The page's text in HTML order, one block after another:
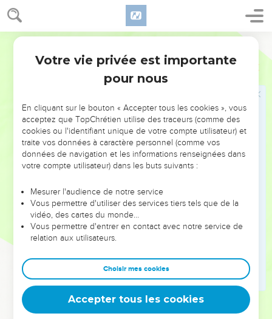
Nombres 10
Or Moïse dit à Hobab, fils de Réhuel Madianite, son beau-
père : Nous allons au lieu duquel l'Eternel a dit, je vous le
donnerai. Viens avec nous, et nous te ferons du bien ; car
Et Hobab lui répondit : Je n'y irai point, mais je m'en irai en
mon pays, et vers ma parenté.
Et Moïse lui dit : Je te prie, ne nous quitte point ; car tu
nous serviras de guide, parce que tu connais les lieux où
nous aurons à camper dans le désert.
Et il arrivera que quand tu seras venu avec nous, et que le
bien que l'Eternel nous doit faire sera arrivé, nous te ferons
Ainsi ils partirent de la montagne de l'Eternel, [et ils
marchèrent] le chemin de trois jours ; et l'Arche de l'alliance
de l'Eternel alla devant eux pendant le chemin de trois jours
pour chercher un lieu où ils se reposassent.
Et la nuée de l'Eternel était sur eux le jour, quand ils
partaient du lieu où ils avaient campé.
Or il arrivait qu'au départ de l'Arche, Moïse disait : Lève-
toi, ô Eternel, et tes ennemis seront dispersés, et ceux qui te
Votre vie privée est importante
pour nous
En cliquant sur le bouton « Accepter tous les cookies », vous
acceptez que TopChrétien utilise des traceurs (comme des
cookies ou l'identifiant unique de votre compte utilisateur) et
traite vos données à caractère personnel (comme vos
données de navigation et les informations renseignées dans
votre compte utilisateur) dans les buts suivants :
Mesurer l'audience de notre service
Vous permettre d'utiliser des services tiers tels que de la
vidéo, des cartes du monde…
Vous permettre d'entrer en contact avec notre service de
relation aux utilisateurs.
Choisir mes cookies
Accepter tous les cookies